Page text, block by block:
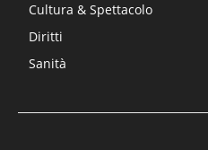
Cultura & Spettacolo
Diritti
Sanità